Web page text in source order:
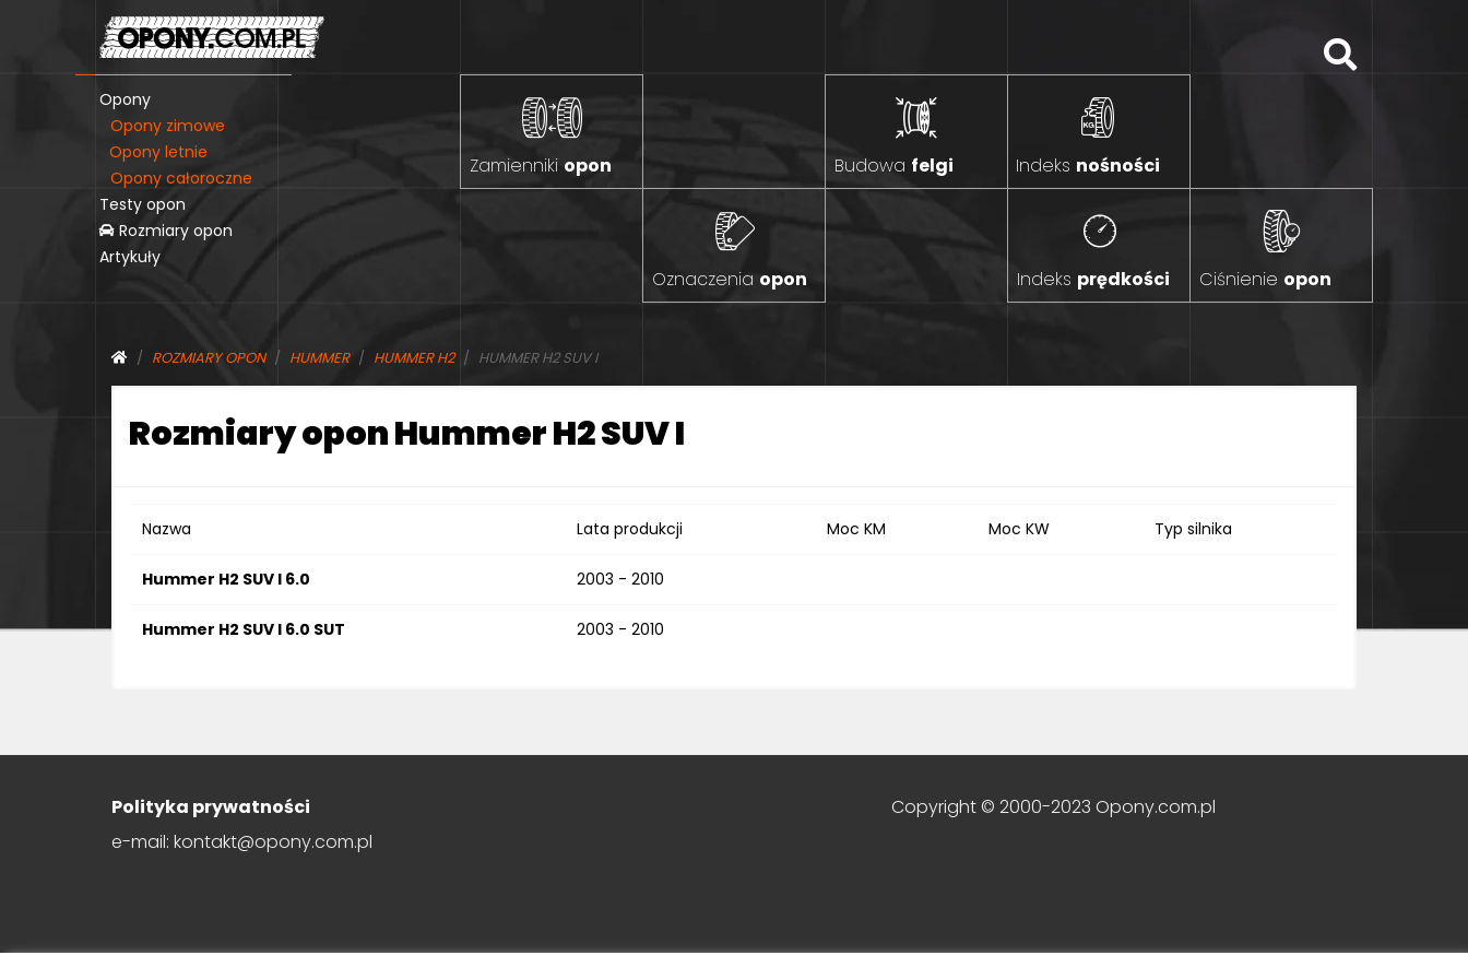
Opony
Opony zimowe
Opony letnie
Opony całoroczne
Testy opon
Rozmiary opon
Artykuły
Zamienniki opon Budowa felgi Indeks nośności
Indeks prędkości Ciśnienie opon
Oznaczenia opon
ROZMIARY OPON HUMMER HUMMER H2 HUMMER H2 SUV I
Rozmiary opon Hummer H2 SUV I
Nazwa Lata produkcji Moc KM Moc KW Typ silnika
Hummer H2 SUV I 6.0 2003 - 2010
Hummer H2 SUV I 6.0 SUT 2003 - 2010
Polityka prywatności
e-mail: kontakt@opony.com.pl
Copyright © 2000-2023 Opony.com.pl